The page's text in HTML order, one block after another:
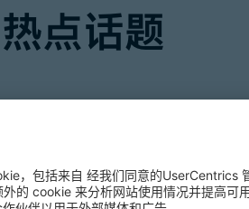
热点话题
智启新程：亚洲人工